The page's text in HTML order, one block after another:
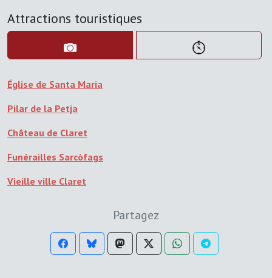
Attractions touristiques
Église de Santa Maria
Pilar de la Petja
Château de Claret
Funérailles Sarcòfags
Vieille ville Claret
Partagez